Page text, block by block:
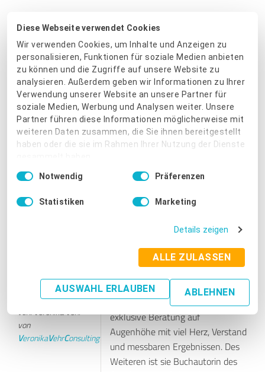
Diese Webseite verwendet Cookies
Wir verwenden Cookies, um Inhalte und Anzeigen zu
personalisieren, Funktionen für soziale Medien anbieten
zu können und die Zugriffe auf unsere Website zu
analysieren. Außerdem geben wir Informationen zu Ihrer
Verwendung unserer Website an unsere Partner für
soziale Medien, Werbung und Analysen weiter. Unsere
Partner führen diese Informationen möglicherweise mit
weiteren Daten zusammen, die Sie ihnen bereitgestellt
haben oder die sie im Rahmen Ihrer Nutzung der Dienste
Impressum|Datenschutzbestimmungen
Notwendig Präferenzen
Statistiken Marketing
Details zeigen
ALLE ZULASSEN
AUSWAHL ERLAUBEN ABLEHNEN
mein Ziel, eliminieren Sie Hindernisse).
Trauen Sie sich und bleiben Sie sich selbst treu (sich
lieben mit allen Stärken und Schwächen - und stehen Sie
dazu!).
& Life Management
Expertin Gastbeitrag
von
VeronikaVehrConsulting
Über Veronika Vehr
Veronika Vehrist seit über 30
Führungskraft, Leiterin
für tausende Mitarbeiter tätig. Die
ihrem Unternehmen
VeronikaVehrConsulting für
exklusive Beratung auf
Augenhöhe mit viel Herz, Verstand
und messbaren Ergebnissen. Des
Weiteren ist sie Buchautorin des